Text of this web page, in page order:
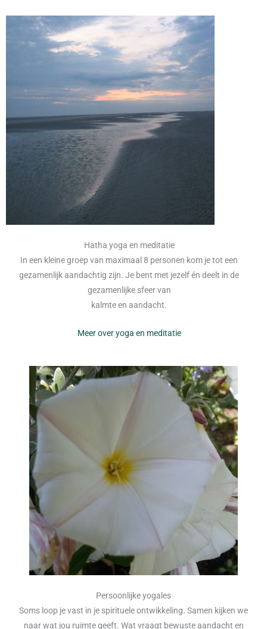
Hatha yoga en meditatie
In een kleine groep van maximaal 8 personen kom je tot een
gezamenlijk aandachtig zijn. Je bent met jezelf én deelt in de
gezamenlijke sfeer van
kalmte en aandacht.
Meer over yoga en meditatie
Persoonlijke yogales
Soms loop je vast in je spirituele ontwikkeling. Samen kijken we
naar wat jou ruimte geeft. Wat vraagt bewuste aandacht en